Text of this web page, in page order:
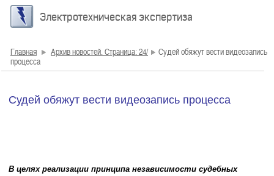
Электротехническая экспертиза
Главная Архив новостей. Страница: 24/
Судей обяжут вести видеозапись
процесса
Судей обяжут вести видеозапись процесса
В целях реализации принципа независимости судебных